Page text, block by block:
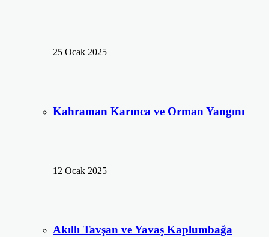
25 Ocak 2025
Kahraman Karınca ve Orman Yangını
12 Ocak 2025
Akıllı Tavşan ve Yavaş Kaplumbağa